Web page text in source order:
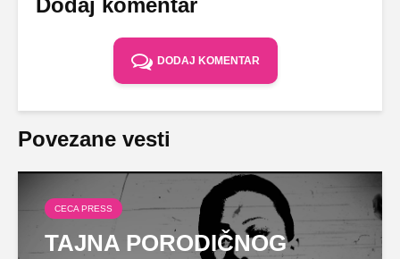
Dodaj komentar
DODAJ KOMENTAR
Povezane vesti
CECA PRESS
TAJNA PORODIČNOG